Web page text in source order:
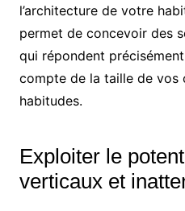
l’architecture de votre
permet de concevoir des
qui répondent
compte de la taille de vos
habitudes.
Exploiter le
verticaux et